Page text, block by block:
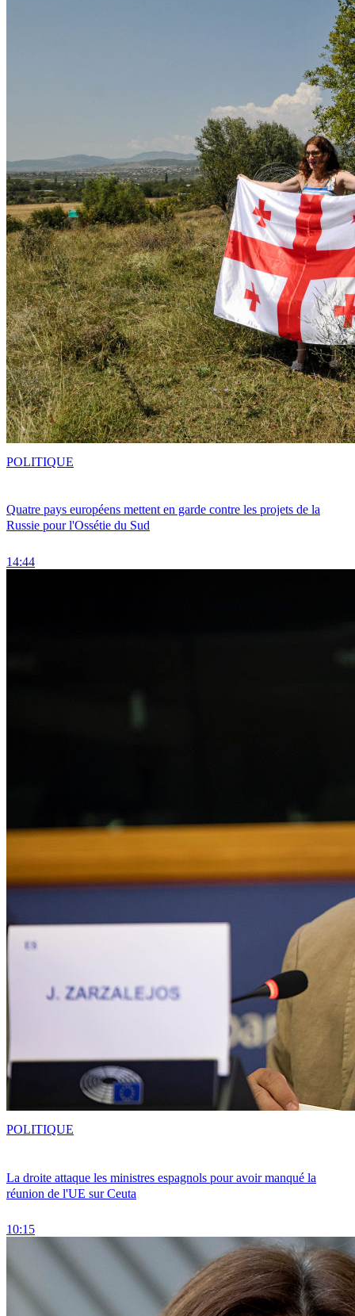
Quatre pays européens mettent en garde contre les projets de la
Russie pour l'Ossétie du Sud
14:44
POLITIQUE
La droite attaque les ministres espagnols pour avoir manqué la
réunion de l'UE sur Ceuta
10:15
POLITIQUE